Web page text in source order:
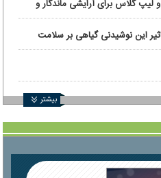
لیپ گلاس برای آرایشی ماندگار و
این نوشیدنی گیاهی بر سلامت
بیشتر